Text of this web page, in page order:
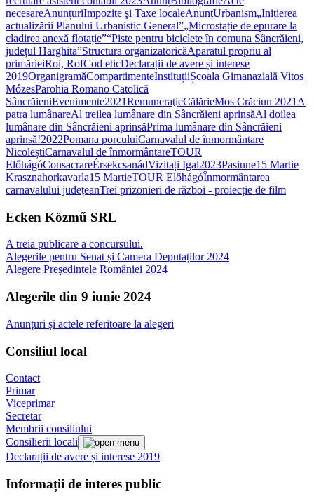
necesareAnunțuriImpozite şi Taxe localeAnunțUrbanism„Inițierea
actualizării Planului Urbanistic General”„Microstație de epurare la
cladirea anexă flotație”“Piste pentru biciclete în comuna Sâncrăieni,
județul Harghita”Structura organizatoricăAparatul propriu al
primărieiRoi, RofCod eticDeclarații de avere și interese
2019OrganigramăCompartimenteInstituțiiȘcoala Gimanazială Vitos
MózesParohia Romano Catolică
SâncrăieniEvenimente2021RemuneraţieCălărieMos Crăciun 2021 A
patra lumânareAl treilea lumânare din Sâncrăieni aprinsăAl doilea
lumânare din Sâncrăieni aprinsăPrima lumânare din Sâncrăieni
aprinsă!2022Pomana porculuiCarnavalul de înmormântare
NicoleștiCarnavalul de înmormântareTOUR
ElőhágóConsacrareÉrsekcsanádVizitați Igal2023Pasiune15 Martie
Krasznahorkavarla15 MartieTOUR ElőhágóÎnmormântarea
carnavalului județeanTrei prizonieri de război - proiecție de film
Ecken Közmű SRL
A treia publicare a concursului.
Alegerile pentru Senat și Camera Deputaților 2024
Alegere Președintele României 2024
Alegerile din 9 iunie 2024
Anunțuri și actele referitoare la alegeri
Consiliul local
Contact
Primar
Viceprimar
Secretar
Membrii consiliului
Consilierii locali
Declarații de avere și interese 2019
Informații de interes public